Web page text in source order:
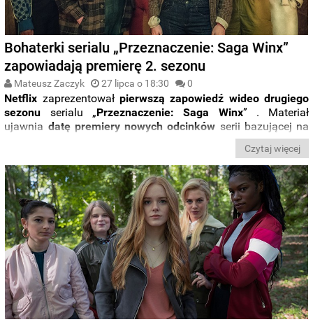
Bohaterki serialu „Przeznaczenie: Saga Winx”
zapowiadają premierę 2. sezonu
Mateusz Zaczyk 27 lipca o 18:30 0
Netflix zaprezentowałpierwszą zapowiedź wideo drugiego
sezonu serialu „Przeznaczenie: Saga Winx” . Materiał
ujawnia datę premiery nowych odcinków serii bazującej na
Czytaj więcej